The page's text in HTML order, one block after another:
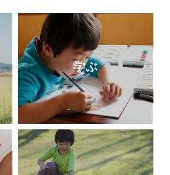
ちゃんと遊べばちゃんと育つ』
学ぶ